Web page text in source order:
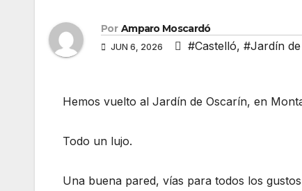
Por Amparo Moscardó
JUN 6, 2026 #Castelló, #Jardín
Hemos vuelto al Jardín de Oscarín, en
Todo un lujo.
Una buena pared, vías para todos los